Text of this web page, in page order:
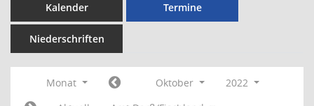
Kalender Termine
Niederschriften
Monat Oktober
2022